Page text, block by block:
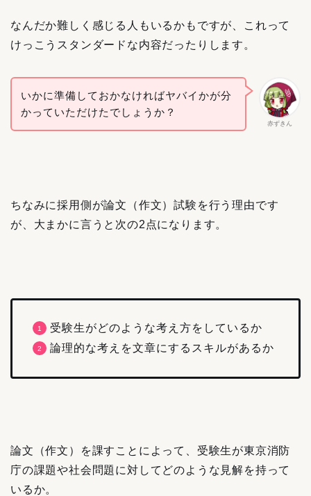
なんだか難しく感じる人もいるかもですが、これって
けっこうスタンダードな内容だったりします。
赤ずきん
いかに準備しておかなければヤバイかが分
かっていただけたでしょうか？
ちなみに採用側が論文（作文）試験を行う理由です
が、大まかに言うと次の2点になります。
受験生がどのような考え方をしているか
論理的な考えを文章にするスキルがあるか
論文（作文）を課すことによって、受験生が東京消防
庁の課題や社会問題に対してどのような見解を持って
いるか。